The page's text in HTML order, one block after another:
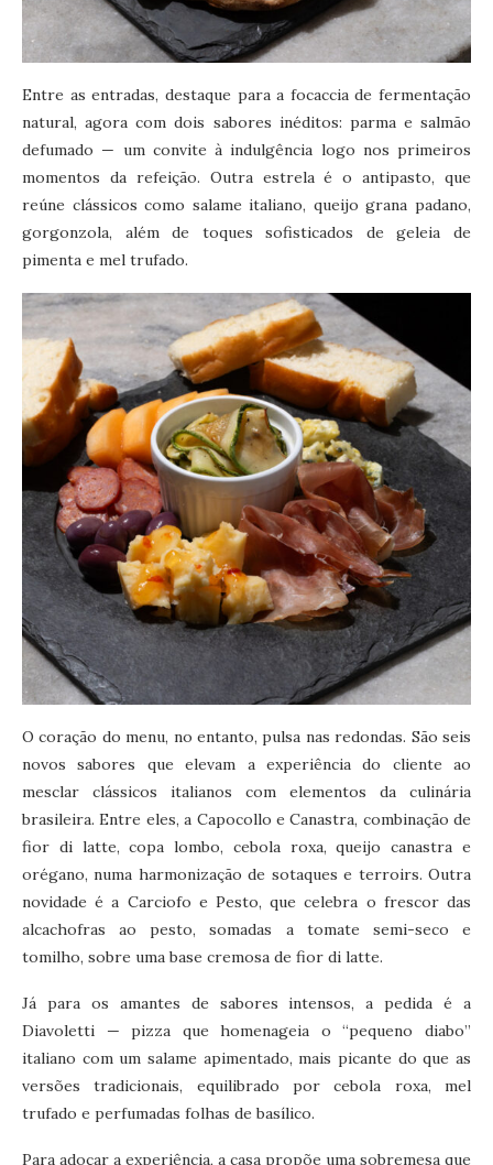
Entre as entradas, destaque para a focaccia de fermentação
natural, agora com dois sabores inéditos: parma e salmão
defumado — um convite à indulgência logo nos primeiros
momentos da refeição. Outra estrela é o antipasto, que
reúne clássicos como salame italiano, queijo grana padano,
gorgonzola, além de toques sofisticados de geleia de
pimenta e mel trufado.
O coração do menu, no entanto, pulsa nas redondas. São seis
novos sabores que elevam a experiência do cliente ao
mesclar clássicos italianos com elementos da culinária
brasileira. Entre eles, a Capocollo e Canastra, combinação de
fior di latte, copa lombo, cebola roxa, queijo canastra e
orégano, numa harmonização de sotaques e terroirs. Outra
novidade é a Carciofo e Pesto, que celebra o frescor das
alcachofras ao pesto, somadas a tomate semi-seco e
tomilho, sobre uma base cremosa de fior di latte.
Já para os amantes de sabores intensos, a pedida é a
Diavoletti — pizza que homenageia o “pequeno diabo”
italiano com um salame apimentado, mais picante do que as
versões tradicionais, equilibrado por cebola roxa, mel
trufado e perfumadas folhas de basílico.
Para adoçar a experiência, a casa propõe uma sobremesa que